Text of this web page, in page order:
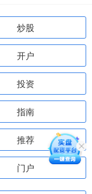
炒股
开户
投资
指南
推荐
门户